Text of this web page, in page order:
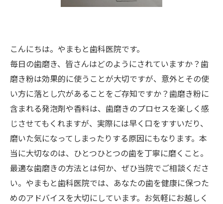
こんにちは。やまもと歯科医院です。
毎日の歯磨き、皆さんはどのようにされていますか？歯
磨き粉は効果的に使うことが大切ですが、意外とその使
い方に落とし穴があることをご存知ですか？歯磨き粉に
含まれる発泡剤や香料は、歯磨きのプロセスを楽しく感
じさせてもくれますが、実際には早く口をすすいだり、
磨いた気になってしまったりする原因にもなります。本
当に大切なのは、ひとつひとつの歯を丁寧に磨くこと。
最適な歯磨きの方法とは何か、ぜひ当院でご相談くださ
い。やまもと歯科医院では、あなたの歯を健康に保つた
めのアドバイスを大切にしています。お気軽にお越しく